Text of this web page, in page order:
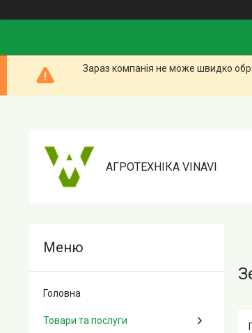
Зараз компанія не може швидко
АГРОТЕХНІКА VINAVI
Головна
Товари та послуги